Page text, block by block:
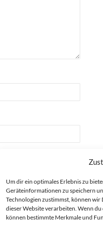
Um dir ein optimales Erlebnis zu
Geräteinformationen zu speichern
Technologien zustimmst, können wir
dieser Website verarbeiten. Wenn
können bestimmte Merkmale und
per E-Mail.